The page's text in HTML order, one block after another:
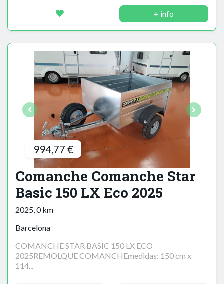
+ info
994,77 €
Comanche Comanche Star
Basic 150 LX Eco 2025
2025, 0 km
Barcelona
COMANCHE STAR BASIC 150 LX ECO
2025REMOLQUE COMANCHEmedidas: 150 cm x
114...